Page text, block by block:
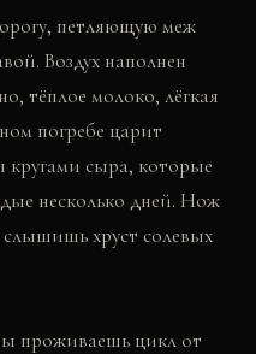
петляющую меж
Воздух наполнен
тёплое молоко, лёгкая
погребе царит
кругами сыра, которые
несколько дней. Нож
хруст солевых
проживаешь цикл от